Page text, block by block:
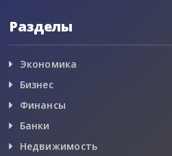
Разделы
Экономика
Бизнес
Финансы
Банки
Недвижимость